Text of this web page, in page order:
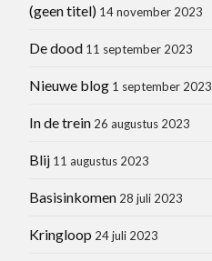
(geen titel) 14 november 2023
De dood 11 september 2023
Nieuwe blog 1 september 2023
In de trein 26 augustus 2023
Blij 11 augustus 2023
Basisinkomen 28 juli 2023
Kringloop 24 juli 2023